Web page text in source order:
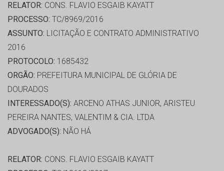
RELATOR: CONS. FLAVIO ESGAIB KAYATT
PROCESSO: TC/8969/2016
ASSUNTO: LICITAÇÃO E CONTRATO ADMINISTRATIVO
2016
PROTOCOLO: 1685432
ORGÃO: PREFEITURA MUNICIPAL DE GLÓRIA DE
DOURADOS
INTERESSADO(S): ARCENO ATHAS JUNIOR, ARISTEU
PEREIRA NANTES, VALENTIM & CIA. LTDA
ADVOGADO(S): NÃO HÁ
RELATOR: CONS. FLAVIO ESGAIB KAYATT